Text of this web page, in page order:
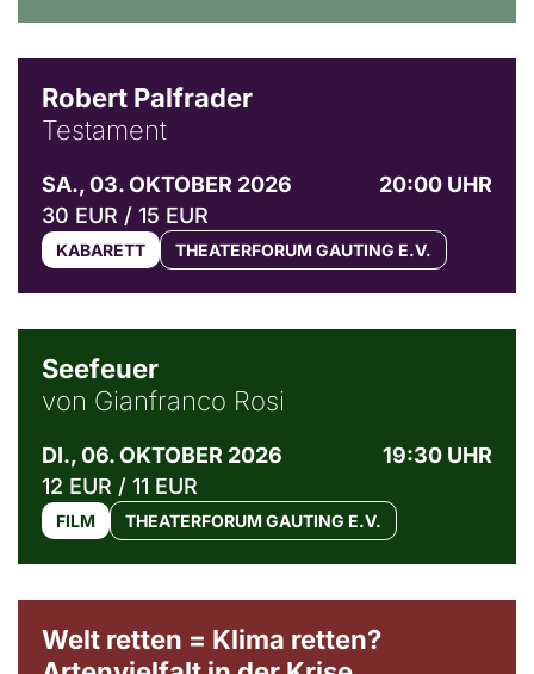
Robert Palfrader
Testament
SA., 03. OKTOBER 2026
20:00 UHR
30 EUR / 15 EUR
KABARETT THEATERFORUM GAUTING E.V.
Seefeuer
von Gianfranco Rosi
DI., 06. OKTOBER 2026
19:30 UHR
12 EUR / 11 EUR
FILM THEATERFORUM GAUTING E.V.
Welt retten = Klima retten?